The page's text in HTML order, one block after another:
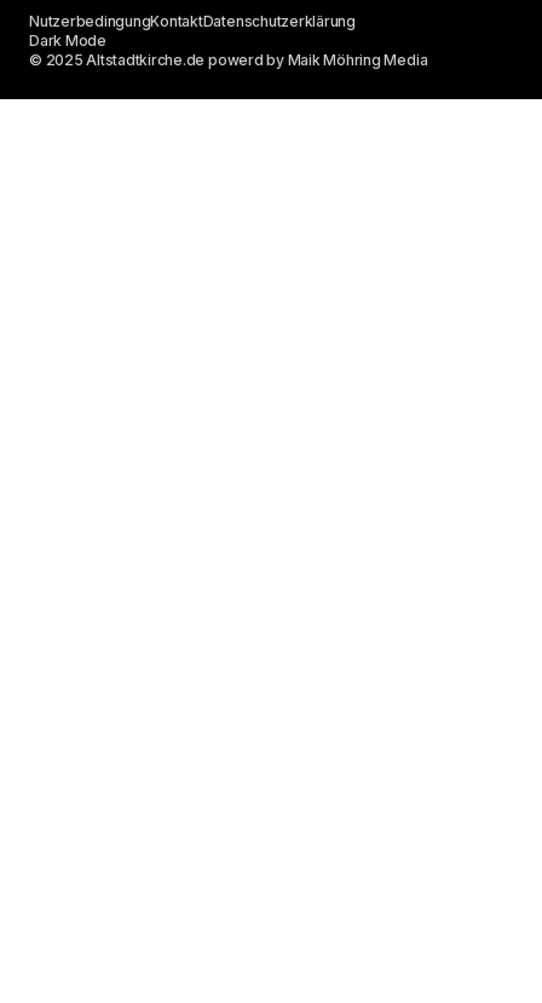
© 2025 Altstadtkirche.de powerd by Maik Möhring Media
NutzerbedingungKontaktDatenschutzerklärung
Dark Mode